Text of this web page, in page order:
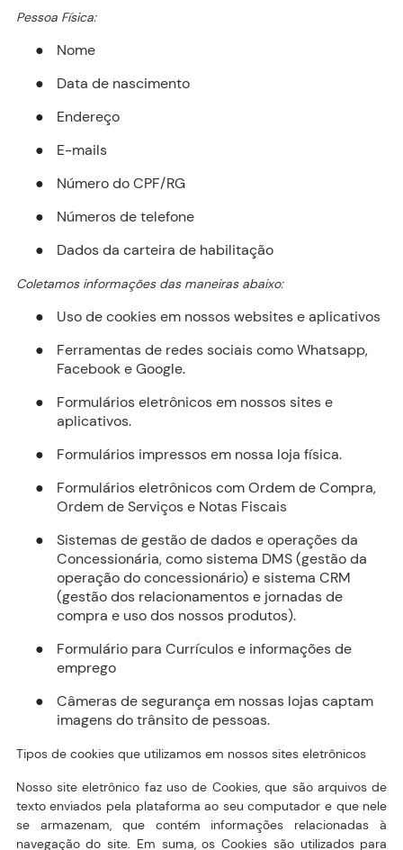
Pessoa Física:
● Nome
● Data de nascimento
● Endereço
● E-mails
● Número do CPF/RG
● Números de telefone
● Dados da carteira de habilitação
Coletamos informações das maneiras abaixo:
● Uso de cookies em nossos websites e aplicativos
●
Ferramentas de redes sociais como Whatsapp,
Facebook e Google.
●
Formulários eletrônicos em nossos sites e
aplicativos.
● Formulários impressos em nossa loja física.
●
Formulários eletrônicos com Ordem de Compra,
Ordem de Serviços e Notas Fiscais
●
Sistemas de gestão de dados e operações da
Concessionária, como sistema DMS (gestão da
operação do concessionário) e sistema CRM
(gestão dos relacionamentos e jornadas de
compra e uso dos nossos produtos).
●
Formulário para Currículos e informações de
emprego
●
Câmeras de segurança em nossas lojas captam
imagens do trânsito de pessoas.
Tipos de cookies que utilizamos em nossos sites eletrônicos
Nosso site eletrônico faz uso de Cookies, que são arquivos de
texto enviados pela plataforma ao seu computador e que nele
se armazenam, que contém informações relacionadas à
navegação do site. Em suma, os Cookies são utilizados para